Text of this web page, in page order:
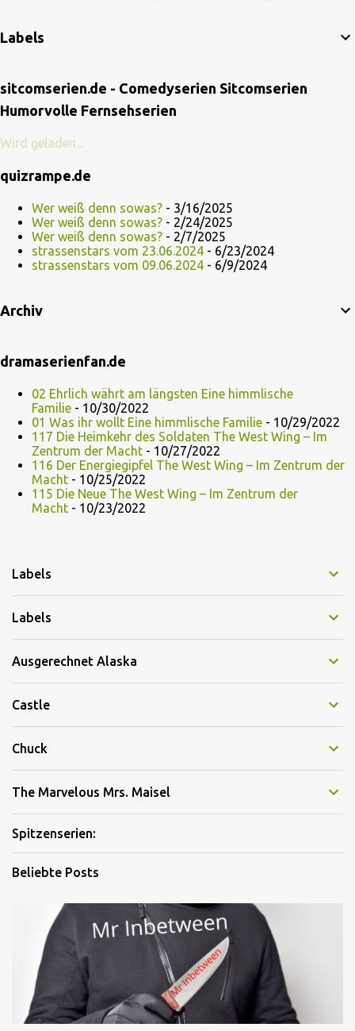
Labels
sitcomserien.de - Comedyserien Sitcomserien
Humorvolle Fernsehserien
Wird geladen...
quizrampe.de
Wer weiß denn sowas? - 3/16/2025
Wer weiß denn sowas? - 2/24/2025
Wer weiß denn sowas? - 2/7/2025
strassenstars vom 23.06.2024 - 6/23/2024
strassenstars vom 09.06.2024 - 6/9/2024
Archiv
dramaserienfan.de
02 Ehrlich währt am längsten Eine himmlische
Familie - 10/30/2022
01 Was ihr wollt Eine himmlische Familie - 10/29/2022
117 Die Heimkehr des Soldaten The West Wing – Im
Zentrum der Macht - 10/27/2022
116 Der Energiegipfel The West Wing – Im Zentrum der
Macht - 10/25/2022
115 Die Neue The West Wing – Im Zentrum der
Macht - 10/23/2022
Labels
Labels
Ausgerechnet Alaska
Castle
Chuck
The Marvelous Mrs. Maisel
Spitzenserien:
Beliebte Posts